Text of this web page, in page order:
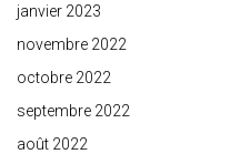
janvier 2023
novembre 2022
octobre 2022
septembre 2022
août 2022